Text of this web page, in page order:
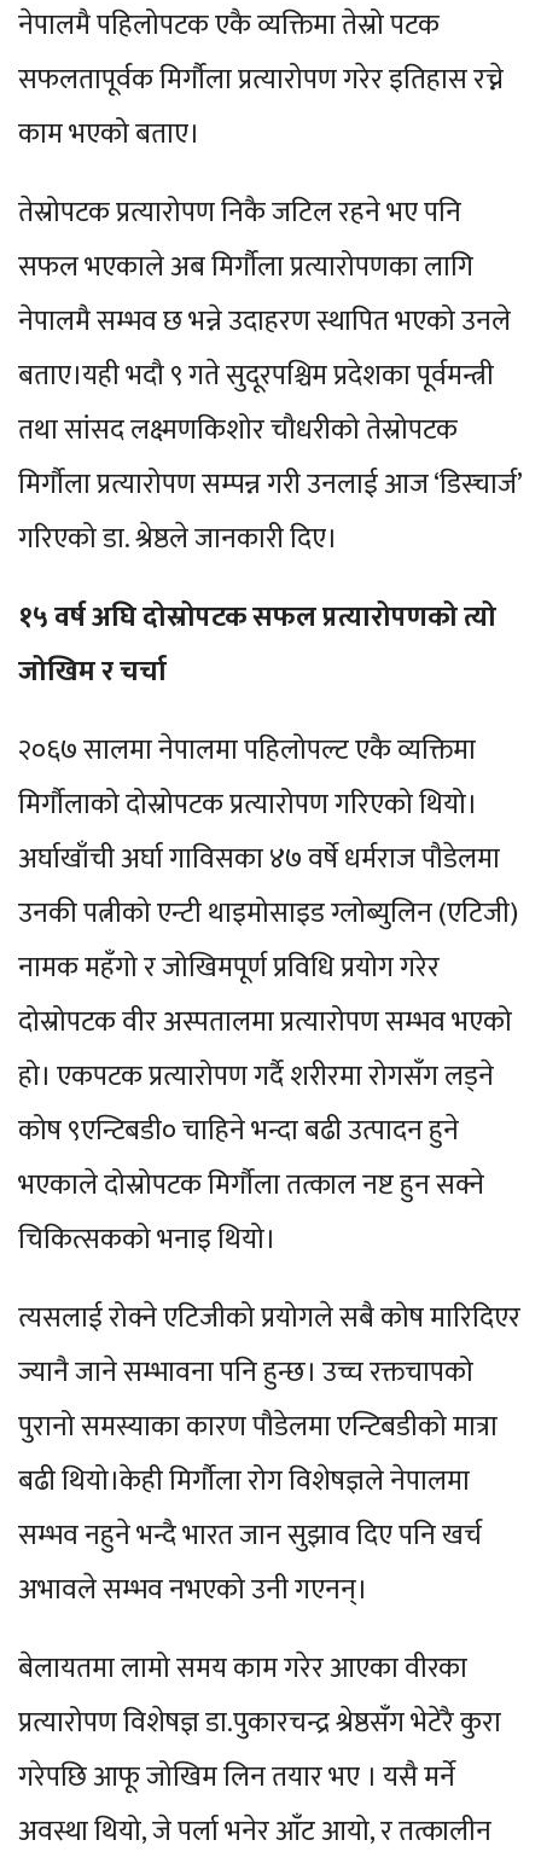
नेपालमै पहिलोपटक एकै व्यक्तिमा तेस्रो पटक
सफलतापूर्वक मिर्गौला प्रत्यारोपण गरेर इतिहास रच्ने
काम भएको बताए।
तेस्रोपटक प्रत्यारोपण निकै जटिल रहने भए पनि
सफल भएकाले अब मिर्गौला प्रत्यारोपणका लागि
नेपालमै सम्भव छ भन्ने उदाहरण स्थापित भएको उनले
बताए।यही भदौ ९ गते सुदूरपश्चिम प्रदेशका पूर्वमन्त्री
तथा सांसद लक्ष्मणकिशोर चौधरीको तेस्रोपटक
मिर्गौला प्रत्यारोपण सम्पन्न गरी उनलाई आज ‘डिस्चार्ज’
गरिएको डा. श्रेष्ठले जानकारी दिए।
१५ वर्ष अघि दोस्रोपटक सफल प्रत्यारोपणको त्यो
जोखिम र चर्चा
२०६७ सालमा नेपालमा पहिलोपल्ट एकै व्यक्तिमा
मिर्गौलाको दोस्रोपटक प्रत्यारोपण गरिएको थियो।
अर्घाखाँची अर्घा गाविसका ४७ वर्षे धर्मराज पौडेलमा
उनकी पत्नीको एन्टी थाइमोसाइड ग्लोब्युलिन (एटिजी)
नामक महँगो र जोखिमपूर्ण प्रविधि प्रयोग गरेर
दोस्रोपटक वीर अस्पतालमा प्रत्यारोपण सम्भव भएको
हो। एकपटक प्रत्यारोपण गर्दै शरीरमा रोगसँग लड्ने
कोष ९एन्टिबडी० चाहिने भन्दा बढी उत्पादन हुने
भएकाले दोस्रोपटक मिर्गौला तत्काल नष्ट हुन सक्ने
चिकित्सकको भनाइ थियो।
त्यसलाई रोक्ने एटिजीको प्रयोगले सबै कोष मारिदिएर
ज्यानै जाने सम्भावना पनि हुन्छ। उच्च रक्तचापको
पुरानो समस्याका कारण पौडेलमा एन्टिबडीको मात्रा
बढी थियो।केही मिर्गौला रोग विशेषज्ञले नेपालमा
सम्भव नहुने भन्दै भारत जान सुझाव दिए पनि खर्च
अभावले सम्भव नभएको उनी गएनन्।
बेलायतमा लामो समय काम गरेर आएका वीरका
प्रत्यारोपण विशेषज्ञ डा.पुकारचन्द्र श्रेष्ठसँग भेटेरै कुरा
गरेपछि आफू जोखिम लिन तयार भए । यसै मर्ने
अवस्था थियो, जे पर्ला भनेर आँट आयो, र तत्कालीन